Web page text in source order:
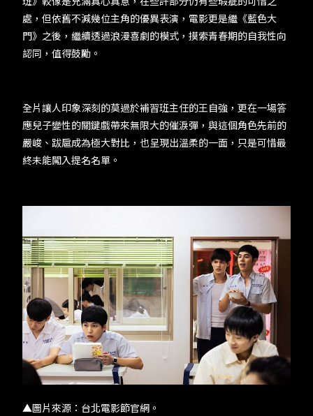
處，但依舊不減幾位主角的優異表演，電影更是繼《藍色大
門》之後，繼續透過浪漫喜劇的模式，摸索青春期的自我性向
認同，值得鼓勵。
全片讓人印象深刻的莫過於補習班主任的王自強，更在一場答
應兒子變性的關鍵戲帶來無限大的催淚彈，與這個角色先前的
嚴峻、跋扈成為極大對比，也呈現出溫柔的一面，只是可惜最
終未能闖入提名名單。
▲圖片來源：台北電影節官網。